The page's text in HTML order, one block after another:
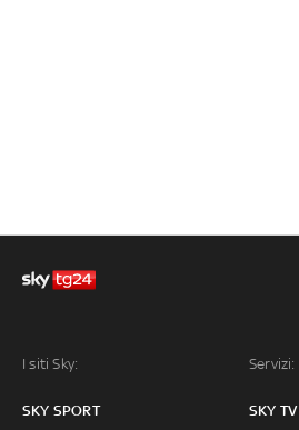
I siti Sky:
SKY SPORT
Servizi:
SKY TV